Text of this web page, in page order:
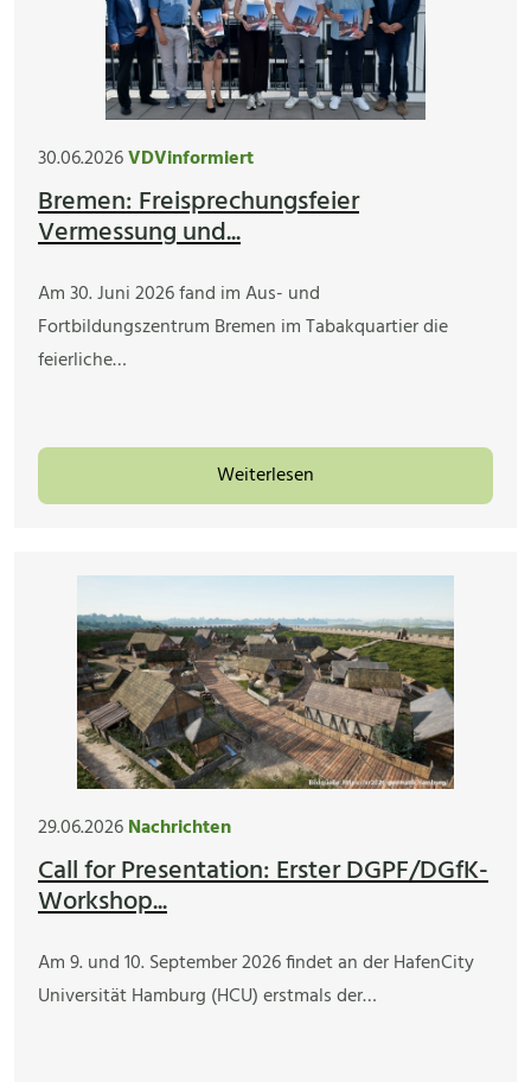
30.06.2026VDVinformiert
Bremen: Freisprechungsfeier
Vermessung und...
Am 30. Juni 2026 fand im Aus- und
Fortbildungszentrum Bremen im Tabakquartier die
feierliche…
Weiterlesen
29.06.2026Nachrichten
Call for Presentation: Erster DGPF/DGfK-
Workshop...
Am 9. und 10. September 2026 findet an der HafenCity
Universität Hamburg (HCU) erstmals der…